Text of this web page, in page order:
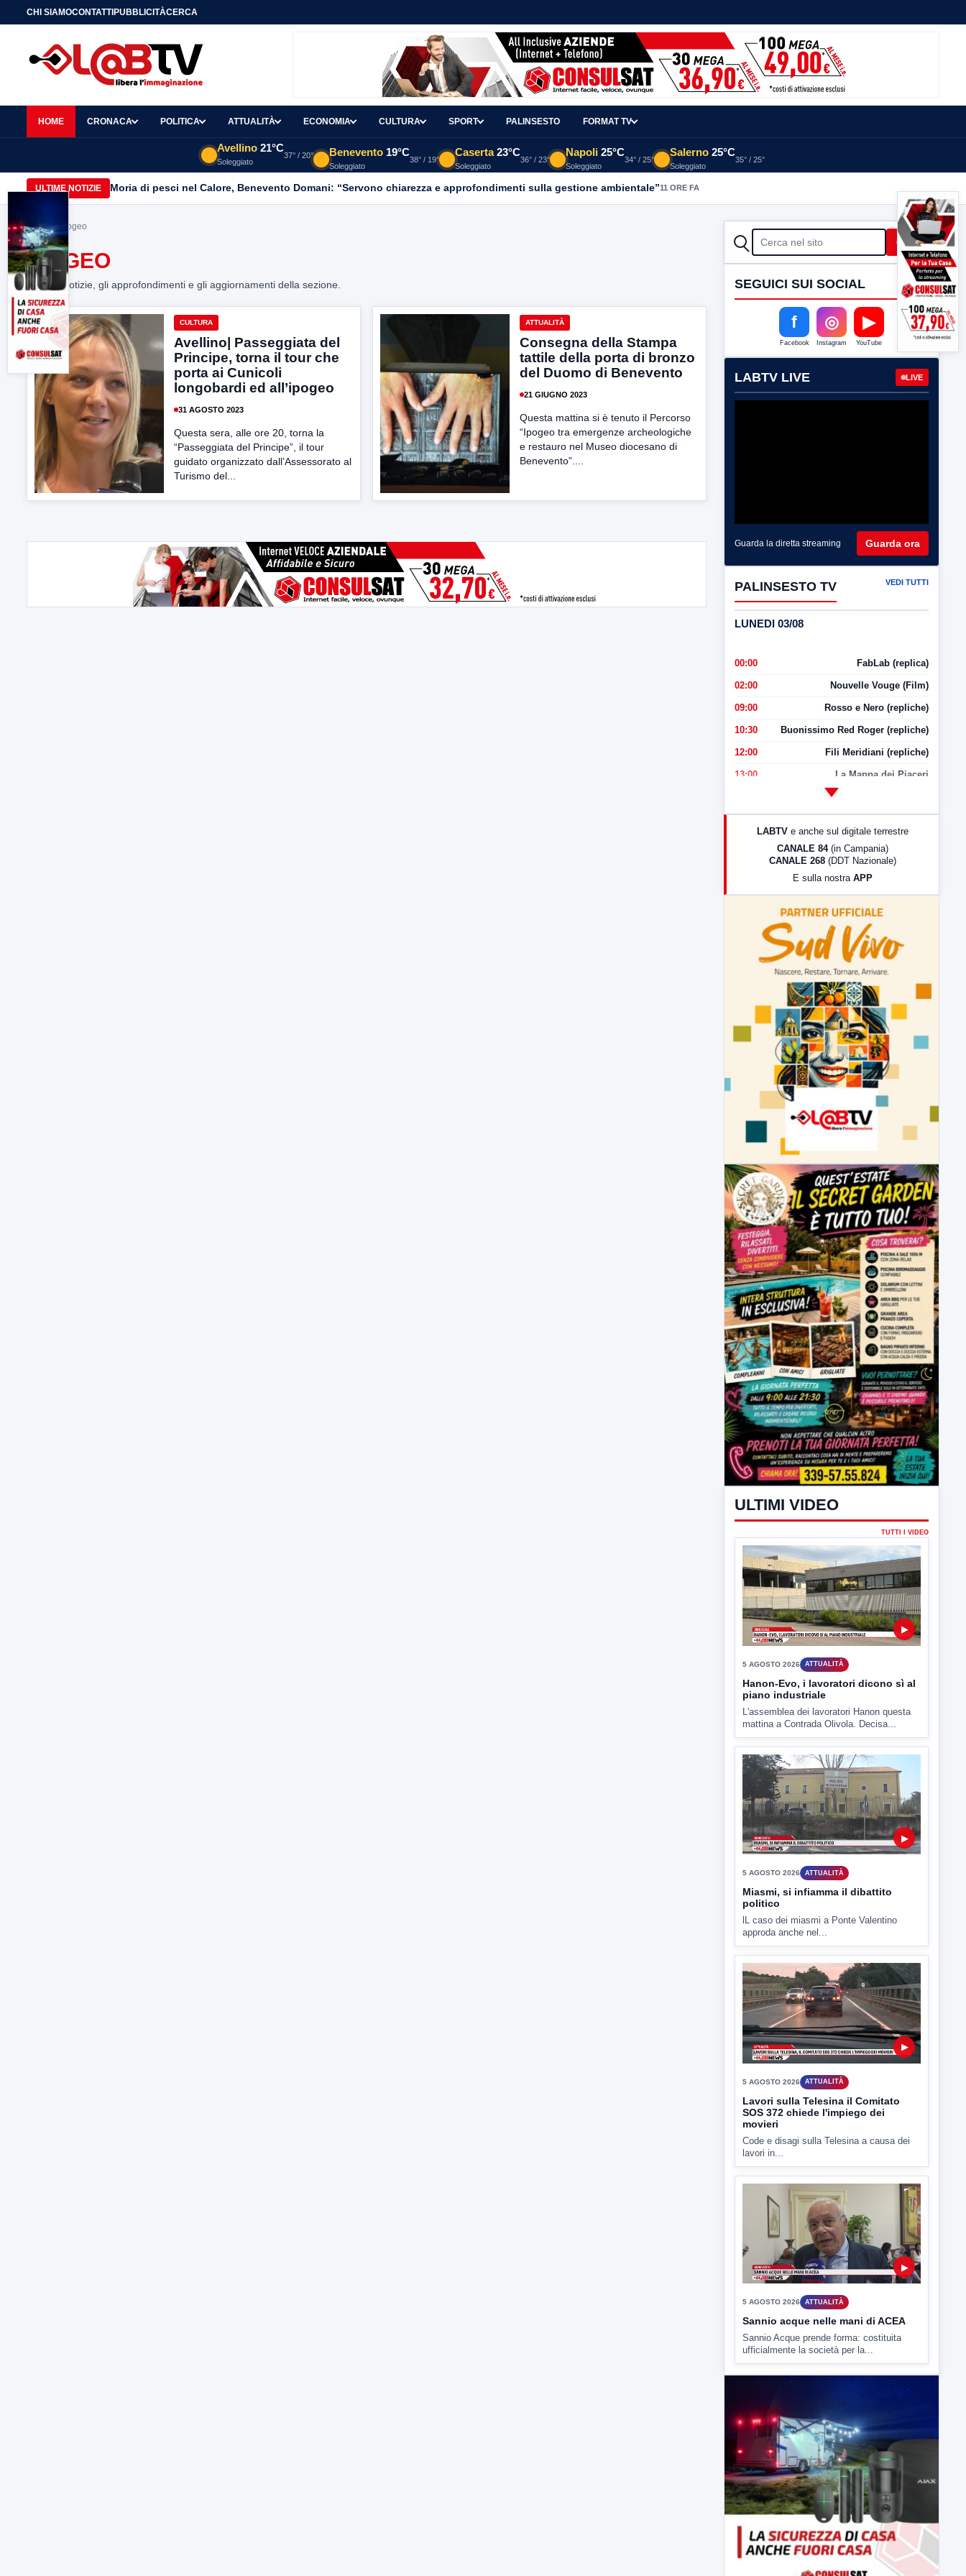
CHI SIAMOCONTATTIPUBBLICITÀCERCA
HOME CRONACA POLITICA ATTUALITÀ ECONOMIA CULTURA SPORT PALINSESTO FORMAT TV
Avellino 21°C
Soleggiato
37° / 20° Benevento 19°C
Soleggiato
38° / 19°
Caserta 23°C
Soleggiato
36° / 23°
Napoli 25°C
Soleggiato
34° / 25°
Salerno 25°C
Soleggiato
35° / 25°
ULTIME NOTIZIE Moria di pesci nel Calore, Benevento Domani: “Servono chiarezza e approfondimenti sulla gestione ambientale”11 ORE FA
Home> ipogeo
IPOGEO
Tutte le notizie, gli approfondimenti e gli aggiornamenti della sezione.
CULTURA
Avellino| Passeggiata del
Principe, torna il tour che
porta ai Cunicoli
longobardi ed all’ipogeo
31 AGOSTO 2023
Questa sera, alle ore 20, torna la
“Passeggiata del Principe”, il tour
guidato organizzato dall’Assessorato al
Turismo del...
ATTUALITÀ
Consegna della Stampa
tattile della porta di bronzo
del Duomo di Benevento
21 GIUGNO 2023
Questa mattina si è tenuto il Percorso
“Ipogeo tra emergenze archeologiche
e restauro nel Museo diocesano di
Benevento”....
CERCA Cerca
SEGUICI SUI SOCIAL
f
Facebook
◎
Instagram
▶
YouTube
LABTV LIVE LIVE
Guarda la diretta streaming Guarda ora
PALINSESTO TV VEDI TUTTI
LUNEDI 03/08
00:00 FabLab (replica)
02:00 Nouvelle Vouge (Film)
09:00 Rosso e Nero (repliche)
10:30 Buonissimo Red Roger (repliche)
12:00 Fili Meridiani (repliche)
13:00 La Mappa dei Piaceri
LabNews (Diretta)
LabNews (replica)
LABTV e anche sul digitale terrestre
CANALE 84 (in Campania)
CANALE 268 (DDT Nazionale)
E sulla nostra APP
ULTIMI VIDEO
TUTTI I VIDEO
▶
5 AGOSTO 2026 ATTUALITÀ
Hanon-Evo, i lavoratori dicono sì al
L'assemblea dei lavoratori Hanon questa
mattina a Contrada Olivola. Decisa...
▶
5 AGOSTO 2026 ATTUALITÀ
lL caso dei miasmi a Ponte Valentino
approda anche nel...
5 AGOSTO 2026 ATTUALITÀ
Lavori sulla Telesina il Comitato
movieri
Code e disagi sulla Telesina a causa dei
lavori in...
5 AGOSTO 2026 ATTUALITÀ
Sannio Acque prende forma: costituita
ufficialmente la società per la...